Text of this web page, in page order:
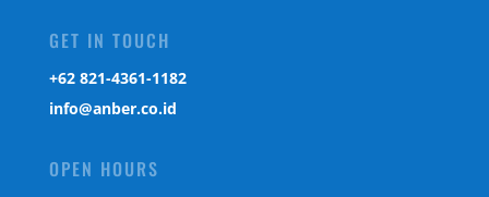
GET IN TOUCH
‎+62 821-4361-1182
info@anber.co.id
OPEN HOURS